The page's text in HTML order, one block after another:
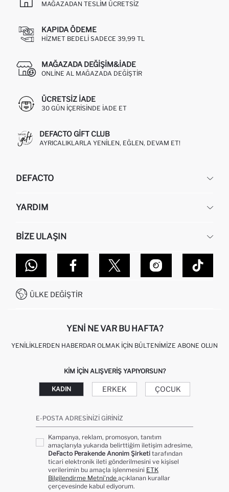
MAĞAZADAN TESLIM ÜCRETSIZ
KAPIDA ÖDEME
HIZMET BEDELI SADECE 39,99 TL
MAĞAZADA DEĞIŞIM&İADE
ONLINE AL MAĞAZADA DEĞIŞTIR
ÜCRETSIZ IADE
30 GÜN IÇERISINDE IADE ET
DEFACTO GIFT CLUB
AYRICALIKLARLA YENILEN, EĞLEN, DEVAM ET!
DEFACTO
HAKKIMIZDA
KURUMSAL SATIŞ
DEFACTO TEKNOLOJI
SITEMAP
YARDIM
SIPARIŞIMI NASIL TAKIP EDERIM?
NASIL İADE EDERIM?
GIFT CLUB SIKÇA SORULAN SORULAR
İŞLEM REHBERI
KAMPANYALAR
BIZE ULAŞIN
MAĞAZALARIMIZ
İLETIŞIM FORMU
0850 333 22 86
ÜLKE DEĞIŞTIR
YENI NE VAR BU HAFTA?
YENILIKLERDEN HABERDAR OLMAK İÇIN BÜLTENIMIZE ABONE OLUN
KIM IÇIN ALIŞVERIŞ YAPIYORSUN?
KADIN ERKEK ÇOCUK
E-POSTA ADRESINIZI GIRINIZ
Kampanya, reklam, promosyon, tanıtım
amaçlarıyla yukarıda belirttiğim iletişim adresime,
DeFacto Perakende Anonim Şirketi tarafından
ticari elektronik ileti gönderilmesini ve kişisel
verilerimin bu amaçla işlenmesini ETK
Bilgilendirme Metni’nde açıklanan kurallar
çerçevesinde kabul ediyorum.